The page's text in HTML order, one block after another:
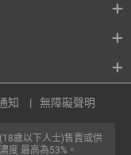
歲以下人士)售賣或供
度 最高為53%。
知 無障礙聲明